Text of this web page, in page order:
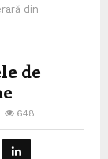
din
de
648